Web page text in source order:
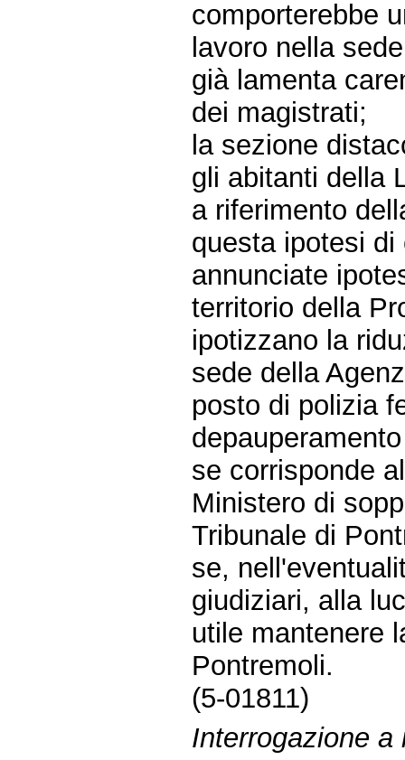
comporterebbe
lavoro nella
già lamenta
dei magistrati;
la sezione
gli abitanti della
a riferimento
questa ipotesi
annunciate
territorio della
ipotizzano la
sede della
posto di polizia
se corrisponde
Ministero di
Tribunale di
se,
giudiziari, alla
utile mantenere
Pontremoli.
(5-01811)
Interrogazione